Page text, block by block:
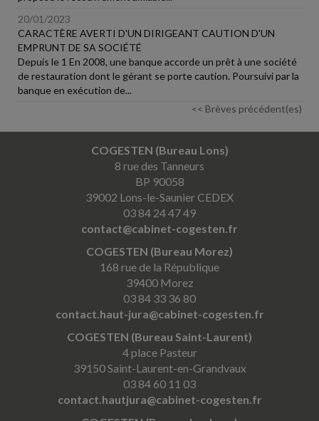
20/01/2023
CARACTÈRE AVERTI D'UN DIRIGEANT CAUTION D'UN
EMPRUNT DE SA SOCIÉTÉ
Depuis le 1 En 2008, une banque accorde un prêt à une société
de restauration dont le gérant se porte caution. Poursuivi par la
banque en exécution de...
<< Brèves précédent(es)
COGESTEN (Bureau Lons)
8 rue des Tanneurs
BP 90058
39002 Lons-le-Saunier CEDEX
03 84 24 47 49
contact@cabinet-cogesten.fr
COGESTEN (Bureau Morez)
168 rue de la République
39400 Morez
03 84 33 36 80
contact.haut-jura@cabinet-cogesten.fr
COGESTEN (Bureau Saint-Laurent)
4 place Pasteur
39150 Saint-Laurent-en-Grandvaux
03 84 60 11 03
contact.hautjura@cabinet-cogesten.fr